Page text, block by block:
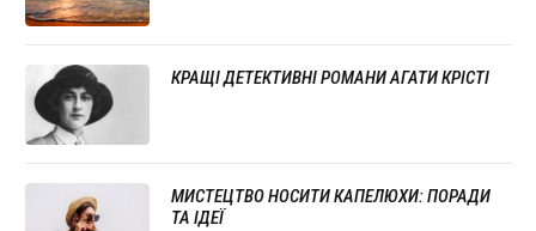
КРАЩІ ДЕТЕКТИВНІ РОМАНИ АГАТИ КРІСТІ
МИСТЕЦТВО НОСИТИ КАПЕЛЮХИ: ПОРАДИ
ТА ІДЕЇ